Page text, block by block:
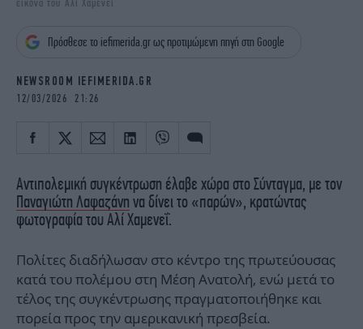
iBOOKS
OSCARS
NEWSLETTER
εικόνα του Αλί Χαμενεΐ
Πρόσθεσε το iefimerida.gr ως προτιμώμενη πηγή στη Google
NEWSROOM IEFIMERIDA.GR
12/03/2026 21:26
Αντιπολεμική συγκέντρωση έλαβε χώρα στο Σύνταγμα, με τον
Παναγιώτη Λαφαζάνη να δίνει το «παρών», κρατώντας
φωτογραφία του Αλί Χαμενεΐ.
Πολίτες διαδήλωσαν στο κέντρο της πρωτεύουσας
κατά του πολέμου στη Μέση Ανατολή, ενώ μετά το
τέλος της συγκέντρωσης πραγματοποιήθηκε και
πορεία προς την αμερικανική πρεσβεία.